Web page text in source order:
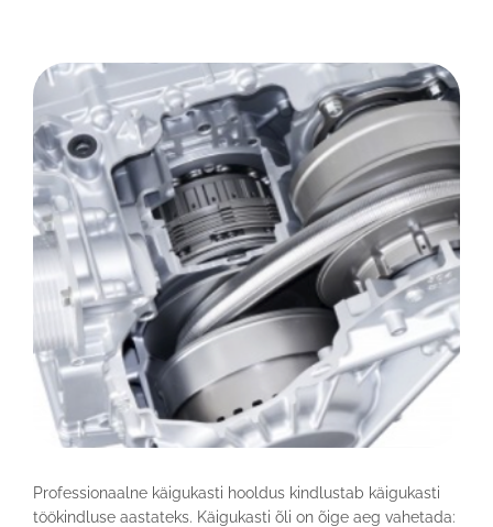
Professionaalne käigukasti hooldus kindlustab käigukasti
töökindluse aastateks. Käigukasti õli on õige aeg vahetada: